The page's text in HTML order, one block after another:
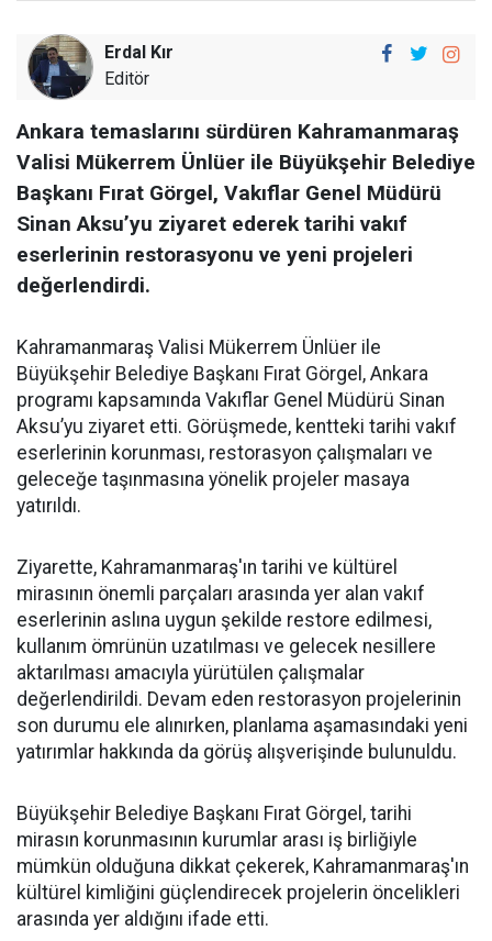
Erdal Kır
Editör
Ankara temaslarını sürdüren Kahramanmaraş
Valisi Mükerrem Ünlüer ile Büyükşehir Belediye
Başkanı Fırat Görgel, Vakıflar Genel Müdürü
Sinan Aksu’yu ziyaret ederek tarihi vakıf
eserlerinin restorasyonu ve yeni projeleri
değerlendirdi.
Kahramanmaraş Valisi Mükerrem Ünlüer ile
Büyükşehir Belediye Başkanı Fırat Görgel, Ankara
programı kapsamında Vakıflar Genel Müdürü Sinan
Aksu’yu ziyaret etti. Görüşmede, kentteki tarihi vakıf
eserlerinin korunması, restorasyon çalışmaları ve
geleceğe taşınmasına yönelik projeler masaya
yatırıldı.
Ziyarette, Kahramanmaraş'ın tarihi ve kültürel
mirasının önemli parçaları arasında yer alan vakıf
eserlerinin aslına uygun şekilde restore edilmesi,
kullanım ömrünün uzatılması ve gelecek nesillere
aktarılması amacıyla yürütülen çalışmalar
değerlendirildi. Devam eden restorasyon projelerinin
son durumu ele alınırken, planlama aşamasındaki yeni
yatırımlar hakkında da görüş alışverişinde bulunuldu.
Büyükşehir Belediye Başkanı Fırat Görgel, tarihi
mirasın korunmasının kurumlar arası iş birliğiyle
mümkün olduğuna dikkat çekerek, Kahramanmaraş'ın
kültürel kimliğini güçlendirecek projelerin öncelikleri
arasında yer aldığını ifade etti.